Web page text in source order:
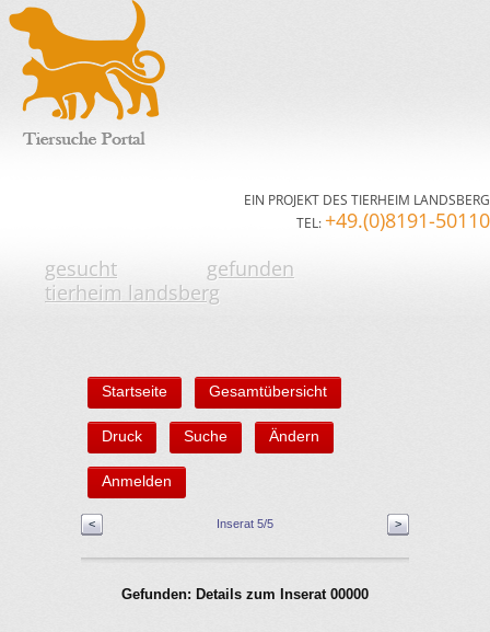
EIN PROJEKT DES TIERHEIM LANDSBERG
TEL: +49.(0)8191-50110
gesucht
gefunden
tierheim landsberg
Startseite Gesamtübersicht
Druck Suche Ändern
Anmelden
< Inserat 5/5 >
Gefunden: Details zum Inserat 00000